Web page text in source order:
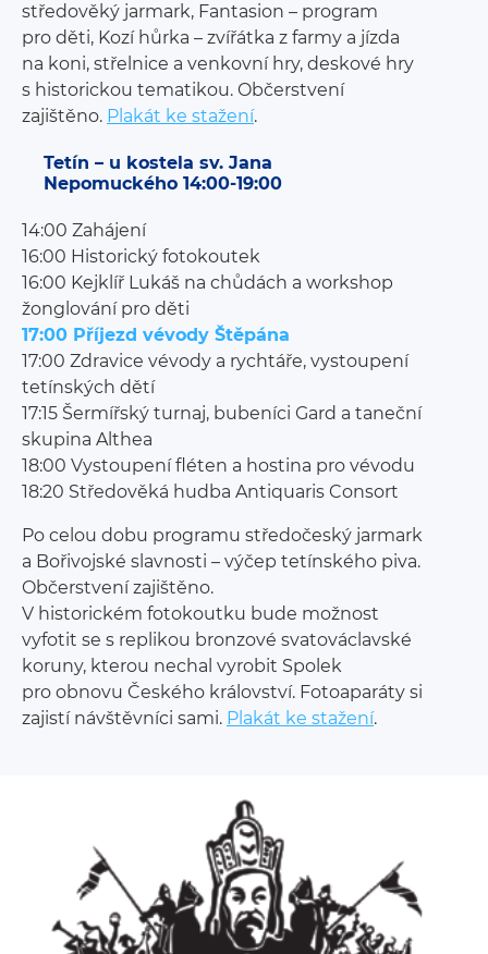
středověký jarmark, Fantasion – program
pro děti, Kozí hůrka – zvířátka z farmy a jízda
na koni, střelnice a venkovní hry, deskové hry
s historickou tematikou. Občerstvení
zajištěno. Plakát ke stažení.
Tetín – u kostela sv. Jana
Nepomuckého 14:00-19:00
14:00 Zahájení
16:00 Historický fotokoutek
16:00 Kejklíř Lukáš na chůdách a workshop
žonglování pro děti
17:00 Příjezd vévody Štěpána
17:00 Zdravice vévody a rychtáře, vystoupení
tetínských dětí
17:15 Šermířský turnaj, bubeníci Gard a taneční
skupina Althea
18:00 Vystoupení fléten a hostina pro vévodu
18:20 Středověká hudba Antiquaris Consort
Po celou dobu programu středočeský jarmark
a Bořivojské slavnosti – výčep tetínského piva.
Občerstvení zajištěno.
V historickém fotokoutku bude možnost
vyfotit se s replikou bronzové svatováclavské
koruny, kterou nechal vyrobit Spolek
pro obnovu Českého království. Fotoaparáty si
zajistí návštěvníci sami. Plakát ke stažení.